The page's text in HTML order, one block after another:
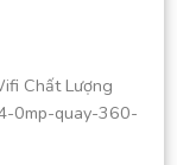
Chất Lượng
0mp-quay-360-